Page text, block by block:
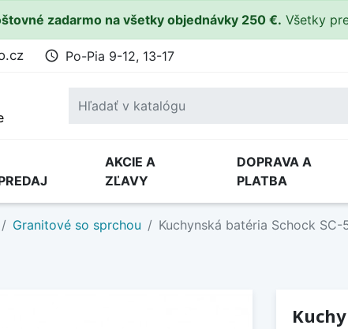
zadarmo na všetky objednávky 250 €. Všetky
access_time Po-Pia 9-12, 13-17
AKCIE A
ZĽAVY
DOPRAVA A
PLATBA
Granitové so sprchou Kuchynská batéria Schock SC-